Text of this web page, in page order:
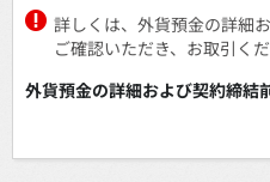
詳しくは、外貨預金の詳細
ご確認いただき、お取引くだ
外貨預金の詳細および契約締結